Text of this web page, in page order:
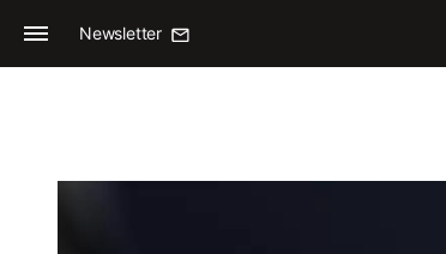
Newsletter